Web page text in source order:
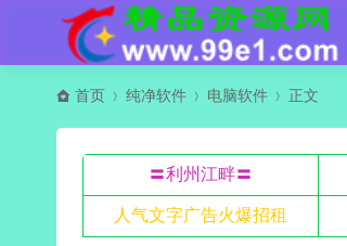
首页 纯净软件 电脑软件 正文
〓利州江畔〓
人气文字广告火爆招租